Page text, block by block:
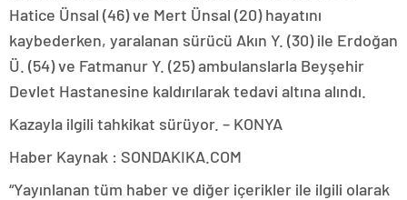
Hatice Ünsal (46) ve Mert Ünsal (20) hayatını
kaybederken, yaralanan sürücü Akın Y. (30) ile Erdoğan
Ü. (54) ve Fatmanur Y. (25) ambulanslarla Beyşehir
Devlet Hastanesine kaldırılarak tedavi altına alındı.
Kazayla ilgili tahkikat sürüyor. – KONYA
Haber Kaynak : SONDAKIKA.COM
“Yayınlanan tüm haber ve diğer içerikler ile ilgili olarak